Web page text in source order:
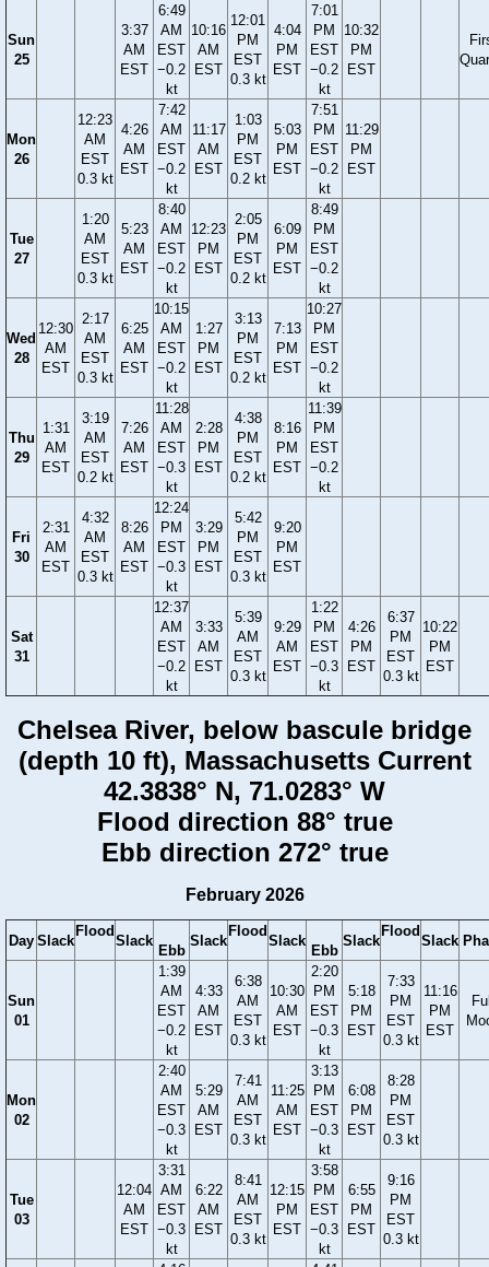
Sun
25
3:37
AM
EST
6:49
AM
EST
−0.2
kt
10:16
AM
EST
12:01
PM
EST
0.3 kt
4:04
PM
EST
7:01
PM
EST
−0.2
kt
10:32
PM
EST
Mon
26
12:23
AM
EST
0.3 kt
4:26
AM
EST
7:42
AM
EST
−0.2
kt
11:17
AM
EST
1:03
PM
EST
0.2 kt
5:03
PM
EST
7:51
PM
EST
−0.2
kt
11:29
PM
EST
Tue
27
1:20
AM
EST
0.3 kt
5:23
AM
EST
8:40
AM
EST
−0.2
kt
12:23
PM
EST
2:05
PM
EST
0.2 kt
6:09
PM
EST
8:49
PM
EST
−0.2
kt
Wed
28
12:30
AM
EST
2:17
AM
EST
0.3 kt
6:25
AM
EST
10:15
AM
EST
−0.2
kt
1:27
PM
EST
3:13
PM
EST
0.2 kt
7:13
PM
EST
10:27
PM
EST
−0.2
kt
Thu
29
1:31
AM
EST
3:19
AM
EST
0.2 kt
7:26
AM
EST
11:28
AM
EST
−0.3
kt
2:28
PM
EST
4:38
PM
EST
0.2 kt
8:16
PM
EST
11:39
PM
EST
−0.2
kt
Fri
30
2:31
AM
EST
4:32
AM
EST
0.3 kt
8:26
AM
EST
12:24
PM
EST
−0.3
kt
3:29
PM
EST
5:42
PM
EST
0.3 kt
9:20
PM
EST
Sat
31
12:37
AM
EST
−0.2
kt
3:33
AM
EST
5:39
AM
EST
0.3 kt
9:29
AM
EST
1:22
PM
EST
−0.3
kt
4:26
PM
EST
6:37
PM
EST
0.3 kt
10:22
PM
EST
Chelsea River, below bascule bridge
(depth 10 ft), Massachusetts Current
42.3838° N, 71.0283° W
Flood direction 88° true
Ebb direction 272° true
February 2026
Day Slack
Flood
Slack
Ebb
Slack
Flood
Slack
Ebb
Slack
Flood
Slack
Sun
01
1:39
AM
EST
−0.2
kt
4:33
AM
EST
6:38
AM
EST
0.3 kt
10:30
AM
EST
2:20
PM
EST
−0.3
kt
5:18
PM
EST
7:33
PM
EST
0.3 kt
11:16
PM
EST
Mon
02
2:40
AM
EST
−0.3
kt
5:29
AM
EST
7:41
AM
EST
0.3 kt
11:25
AM
EST
3:13
PM
EST
−0.3
kt
6:08
PM
EST
8:28
PM
EST
0.3 kt
Tue
03
12:04
AM
EST
3:31
AM
EST
−0.3
kt
6:22
AM
EST
8:41
AM
EST
0.3 kt
12:15
PM
EST
3:58
PM
EST
−0.3
kt
6:55
PM
EST
9:16
PM
EST
0.3 kt